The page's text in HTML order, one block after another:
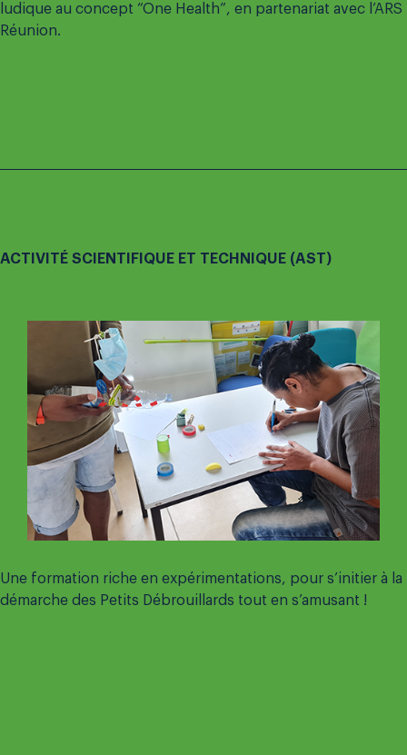
ludique au concept “One Health”, en partenariat avec l’ARS
Réunion.
ACTIVITÉ SCIENTIFIQUE ET TECHNIQUE (AST)
Une formation riche en expérimentations, pour s’initier à la
démarche des Petits Débrouillards tout en s’amusant !